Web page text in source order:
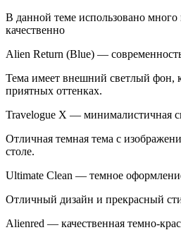
В данной теме использовано
качественно
Alien Return (Blue) —
Тема имеет внешний светлый фон,
приятных оттенках.
Travelogue X — минималистичная
Отличная темная тема с
столе.
Ultimate Clean — темное
Отличный дизайн и прекрасный
Alienred — качественная темно-